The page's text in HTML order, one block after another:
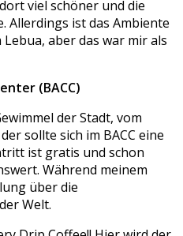
viel schöner und die
Allerdings ist das Ambiente
aber das war mir als
(BACC)
der Stadt, vom
sollte sich im BACC eine
ist gratis und schon
Während meinem
über die
Welt.